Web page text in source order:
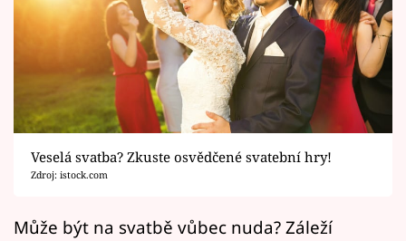
Seriály
Horoskopy
Sledujte prima+
Filmový festival Karlovy Vary
Veselá svatba? Zkuste osvědčené svatební hry!
Zdroj: istock.com
Může být na svatbě vůbec nuda? Záleží